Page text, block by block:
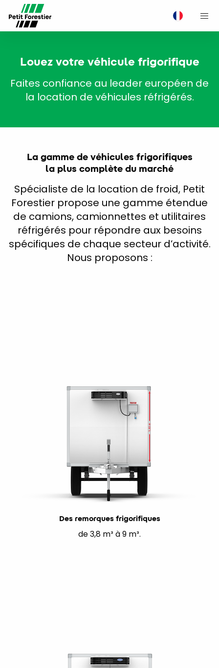
Louez votre véhicule frigorifique
Faites confiance au leader européen de
la location de véhicules réfrigérés.
La gamme de véhicules frigorifiques
la plus complète du marché
Spécialiste de la location de froid, Petit
Forestier propose une gamme étendue
de camions, camionnettes et utilitaires
réfrigérés pour répondre aux besoins
spécifiques de chaque secteur d’activité.
Nous proposons :
Des remorques frigorifiques
de 3,8 m³ à 9 m³.